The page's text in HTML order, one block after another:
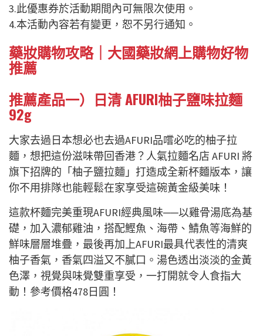
3.此優惠券於活動期間內可無限次使用。
4.本活動內容若有變更，恕不另行通知。
藥妝購物攻略｜大國藥妝網上購物好物
推薦
推薦產品一）日清 AFURI柚子鹽味拉麵
92g
大家去過日本想必也去過AFURI品嚐必吃的柚子拉
麵，想把這份滋味帶回香港？人氣拉麵名店 AFURI 將
旗下招牌的「柚子鹽拉麵」打造成全新杯麵版本，讓
你不用排隊也能輕鬆在家享受這碗黃金級美味！
這款杯麵完美重現AFURI經典風味──以雞骨湯底為基
礎，加入濃郁雞油，搭配鰹魚、海帶、鯖魚等海鮮的
鮮味層層堆疊，最後再加上AFURI最具代表性的清爽
柚子香氣，香氣四溢又不膩口。湯色透出淡淡的金黃
色澤，視覺與味覺雙重享受，一打開就令人食指大
動！參考價格478日圓！